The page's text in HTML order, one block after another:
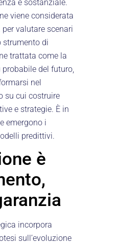
è sostanziale.
viene considerata
valutare scenari
strumento di
trattata come la
del futuro,
nel
su cui costruire
e strategie. È in
emergono i
predittivi.
è
incorpora
sull’evoluzione